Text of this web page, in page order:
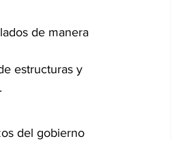
de manera
estructuras y
del gobierno